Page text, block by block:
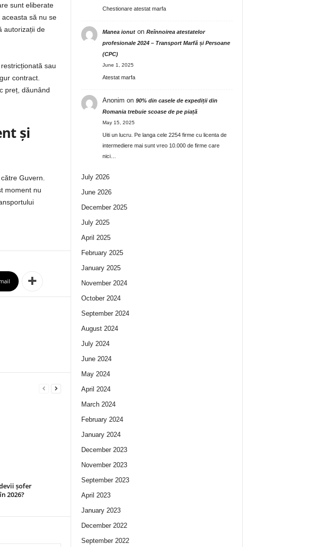
sunt eliberate
să nu se
autorizații de
sau
contract.
preț, dăunând
și
Guvern.
moment nu
șofer
2026?
Chestionare atestat marfa
Manea ionuton Reînnoirea atestatelor
profesionale 2024 – Transport Marfă și Persoane
(CPC)
June 1, 2025
Atestat marfa
Anonim on 90% din casele de expediții din
Romania trebuie scoase de pe piață
May 15, 2025
Uiti un lucru. Pe langa cele 2254 firme cu licenta de
intermediere mai sunt vreo 10.000 de firme care
nici…
July 2026
June 2026
December 2025
July 2025
April 2025
February 2025
January 2025
November 2024
October 2024
September 2024
August 2024
July 2024
June 2024
May 2024
April 2024
March 2024
February 2024
January 2024
December 2023
November 2023
September 2023
April 2023
January 2023
December 2022
September 2022